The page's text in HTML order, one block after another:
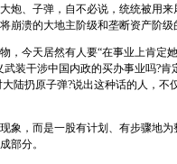
炮、子弹，自不必说，统统被用来
崩溃的大地主阶级和垄断资产阶级
今天居然有人要“在事业上肯定
装干涉中国内政的买办事业吗?肯
陆扔原子弹?说出这种话的人，不
，而是一股有计划、有步骤地为
部分。